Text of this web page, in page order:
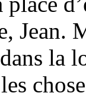
Jean.
la